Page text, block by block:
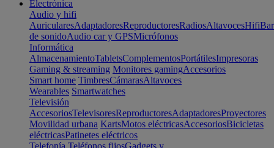
Electrónica
Audio y hifi
AuricularesAdaptadoresReproductoresRadiosAltavocesHifi
de sonidoAudio car y GPSMicrófonos
Informática
AlmacenamientoTabletsComplementosPortátilesImpresoras
Gaming & streaming Monitores gamingAccesorios
Smart home TimbresCámarasAltavoces
Wearables Smartwatches
Televisión
AccesoriosTelevisoresReproductoresAdaptadoresProyectores
Movilidad urbana KartsMotos eléctricasAccesoriosBicicletas
eléctricasPatinetes eléctricos
Telefonía Teléfonos fijosGadgets y